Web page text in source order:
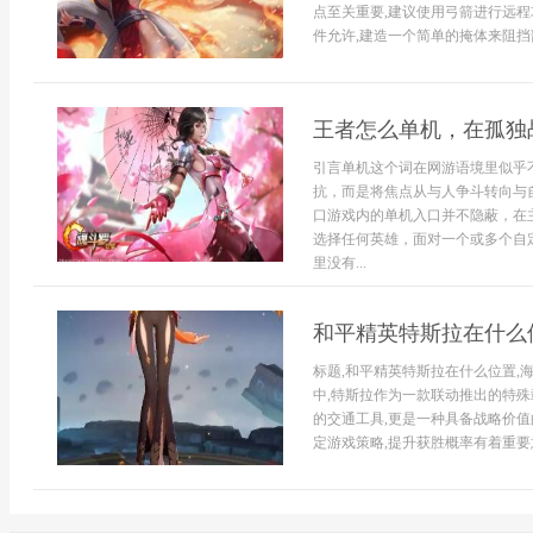
点至关重要,建议使用弓箭进行远
件允许,建造一个简单的掩体来阻
王者怎么单机，在孤
引言单机这个词在网游语境里似
抗，而是将焦点从与人争斗转向
口游戏内的单机入口并不隐蔽，
选择任何英雄，面对一个或多个
里没有...
和平精英特斯拉在什
标题,和平精英特斯拉在什么位置,
中,特斯拉作为一款联动推出的特
的交通工具,更是一种具备战略价
定游戏策略,提升获胜概率有着重要